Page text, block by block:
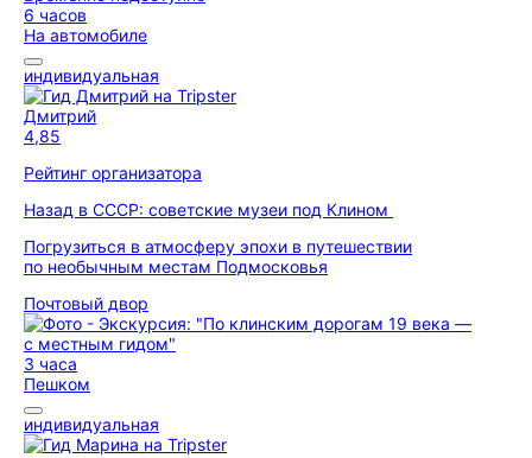
6 часов
На автомобиле
индивидуальная
Дмитрий
4,85
Рейтинг организатора
Назад в СССР: советские музеи под Клином
Погрузиться в атмосферу эпохи в путешествии
по необычным местам Подмосковья
Почтовый двор
3 часа
Пешком
индивидуальная